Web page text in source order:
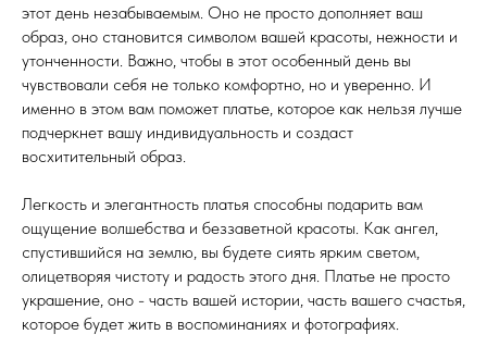
этот день незабываемым. Оно не просто дополняет ваш
образ, оно становится символом вашей красоты, нежности и
утонченности. Важно, чтобы в этот особенный день вы
чувствовали себя не только комфортно, но и уверенно. И
именно в этом вам поможет платье, которое как нельзя лучше
подчеркнет вашу индивидуальность и создаст
восхитительный образ.
Легкость и элегантность платья способны подарить вам
ощущение волшебства и беззаветной красоты. Как ангел,
спустившийся на землю, вы будете сиять ярким светом,
олицетворяя чистоту и радость этого дня. Платье не просто
украшение, оно - часть вашей истории, часть вашего счастья,
которое будет жить в воспоминаниях и фотографиях.